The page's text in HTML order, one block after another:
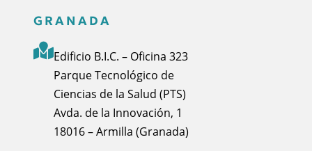
GRANADA
Edificio B.I.C. – Oficina 323
Parque Tecnológico de
Ciencias de la Salud (PTS)
Avda. de la Innovación, 1
18016 – Armilla (Granada)